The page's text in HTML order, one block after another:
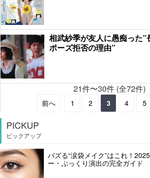
相武紗季が友人に愚痴った”
ポーズ拒否の理由”
21件〜30件 (全72件)
前へ 1 2 3 4 5
PICKUP
ピックアップ
バズる“涙袋メイク”はこれ！
ー・ぷっくり演出の完全ガイド